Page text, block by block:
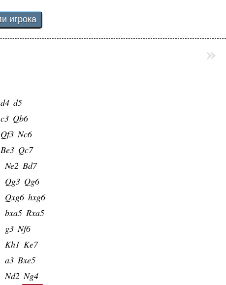
d4 d5
c3 Qb6
Qf3 Nc6
Be3 Qc7
Ne2 Bd7
Qg3 Qg6
Qxg6 hxg6
bxa5 Rxa5
g3 Nf6
Kh1 Ke7
a3 Bxe5
Nd2 Ng4
»